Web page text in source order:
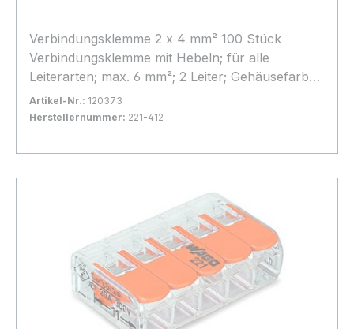
Verbindungsklemme 2 x 4 mm² 100 Stück
Verbindungsklemme mit Hebeln; für alle
Leiterarten; max. 6 mm²; 2 Leiter; Gehäusefarbe
transparent; Umgebungstemperatur max. 85 °C
(T85); 6,00 mm²; transparent
Artikel-Nr.: 120373
Herstellernummer: 221-412
In den Warenkorb